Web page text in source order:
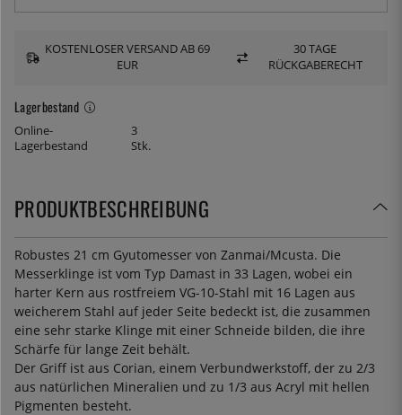
Lagerbestand
Online-
Lagerbestand
3
Stk.
KOSTENLOSER VERSAND AB 69
EUR
30 TAGE
RÜCKGABERECHT
PRODUKTBESCHREIBUNG
Robustes 21 cm Gyutomesser von Zanmai/Mcusta. Die
Messerklinge ist vom Typ Damast in 33 Lagen, wobei ein
harter Kern aus rostfreiem VG-10-Stahl mit 16 Lagen aus
weicherem Stahl auf jeder Seite bedeckt ist, die zusammen
eine sehr starke Klinge mit einer Schneide bilden, die ihre
Schärfe für lange Zeit behält.
Der Griff ist aus Corian, einem Verbundwerkstoff, der zu 2/3
aus natürlichen Mineralien und zu 1/3 aus Acryl mit hellen
Pigmenten besteht.